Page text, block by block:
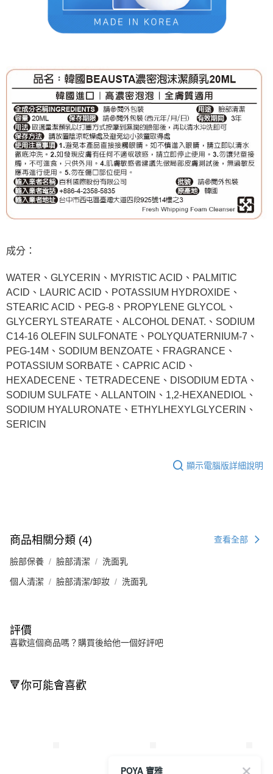
成分：
WATER、GLYCERIN、MYRISTIC ACID、PALMITIC
ACID、LAURIC ACID、POTASSIUM HYDROXIDE、
STEARIC ACID、PEG-8、PROPYLENE GLYCOL、
GLYCERYL STEARATE、ALCOHOL DENAT.、SODIUM
C14-16 OLEFIN SULFONATE、POLYQUATERNIUM-7、
PEG-14M、SODIUM BENZOATE、FRAGRANCE、
POTASSIUM SORBATE、CAPRIC ACID、
HEXADECENE、TETRADECENE、DISODIUM EDTA、
SODIUM SULFATE、ALLANTOIN、1,2-HEXANEDIOL、
SODIUM HYALURONATE、ETHYLHEXYLGLYCERIN、
SERICIN
顯示電腦版詳細說明
商品相關分類 (4) 查看全部
臉部保養 臉部清潔 洗面乳
個人清潔 臉部清潔/卸妝 洗面乳
評價
喜歡這個商品嗎？購買後給他一個好評吧
🔻你可能會喜歡
POYA 寶雅